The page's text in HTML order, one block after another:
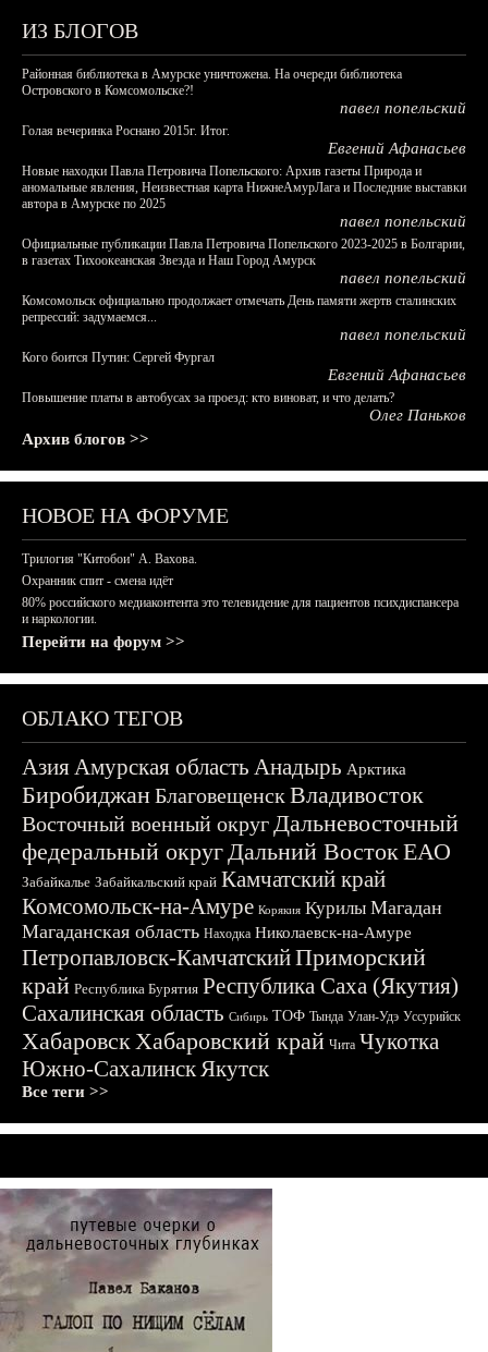
ИЗ БЛОГОВ
Районная библиотека в Амурске уничтожена. На очереди библиотека
Островского в Комсомольске?!
павел попельский
Голая вечеринка Роснано 2015г. Итог.
Евгений Афанасьев
Новые находки Павла Петровича Попельского: Архив газеты Природа и
аномальные явления, Неизвестная карта НижнеАмурЛага и Последние выставки
автора в Амурске по 2025
павел попельский
Официальные публикации Павла Петровича Попельского 2023-2025 в Болгарии,
в газетах Тихоокеанская Звезда и Наш Город Амурск
павел попельский
Комсомольск официально продолжает отмечать День памяти жертв сталинских
репрессий: задумаемся...
павел попельский
Кого боится Путин: Сергей Фургал
Евгений Афанасьев
Повышение платы в автобусах за проезд: кто виноват, и что делать?
Олег Паньков
Архив блогов >>
НОВОЕ НА ФОРУМЕ
Трилогия "Китобои" А. Вахова.
Охранник спит - смена идёт
80% российского медиаконтента это телевидение для пациентов психдиспансера
и наркологии.
Перейти на форум >>
ОБЛАКО ТЕГОВ
АзияАмурская область Анадырь Арктика
БиробиджанБлаговещенскВладивосток
Восточный военный округДальневосточный
федеральный округДальний ВостокЕАО
Забайкалье Забайкальский край Камчатский край
Комсомольск-на-Амуре Корякия Курилы Магадан
Магаданская область Находка Николаевск-на-Амуре
Петропавловск-КамчатскийПриморский
край Республика Бурятия Республика Саха (Якутия)
Сахалинская область Сибирь ТОФ Тында Улан-Удэ Уссурийск
ХабаровскХабаровский край Чита Чукотка
Южно-СахалинскЯкутск
Все теги >>